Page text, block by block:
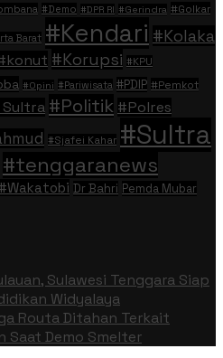
#Demo #DPR RI #Gerindra #Golkar
Barat #Kendari #Kolaka
#Korupsi #KPU
#Opini #Pariwisata #PDIP #Pemkot
#Politik #Polres
#Sjafei Kahar #Sultra
#tenggaranews
#Wakatobi Dr Bahri Pemda Mubar
Sulawesi Tenggara Siap
Widyalaya
Routa Ditahan Terkait
Saat Demo Smelter